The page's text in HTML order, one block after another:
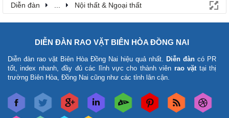
Diễn đàn Nội thất & Ngoại thất
DIỄN ĐÀN RAO VẶT BIÊN HÒA ĐỒNG NAI
Diễn đàn rao vặt Biên Hòa Đồng Nai hiệu quả nhất. Diễn đàn có PR
tốt, index nhanh, đầy đủ các lĩnh vực cho thành viên rao vặt tại thị
trường Biên Hòa, Đồng Nai cũng như các tỉnh lân cận.